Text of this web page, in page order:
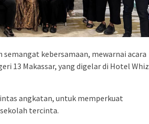
semangat kebersamaan, mewarnai acara
13 Makassar, yang digelar di Hotel Whiz
angkatan, untuk memperkuat
tercinta.